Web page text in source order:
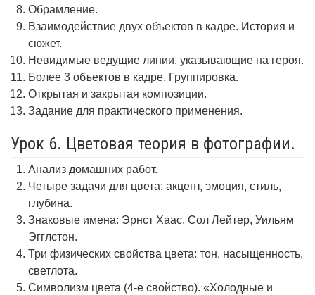
Обрамление.
Взаимодействие двух объектов в кадре. История и
сюжет.
Невидимые ведущие линии, указывающие на героя.
Более 3 объектов в кадре. Группировка.
Открытая и закрытая композиции.
Задание для практического применения.
Урок 6. Цветовая теория в фотографии.
Анализ домашних работ.
Четыре задачи для цвета: акцент, эмоция, стиль,
глубина.
Знаковые имена: Эрнст Хаас, Сол Лейтер, Уильям
Эгглстон.
Три физических свойства цвета: тон, насыщенность,
светлота.
Символизм цвета (4-е свойство). «Холодные и